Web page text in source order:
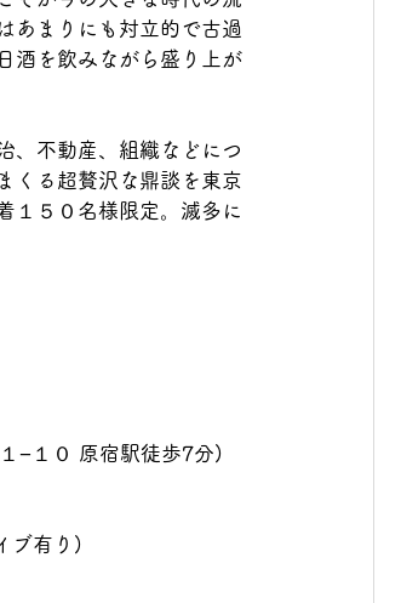
あまりにも対立的で古過
酒を飲みながら盛り上が
、不動産、組織などにつ
くる超贅沢な鼎談を東京
１５０名様限定。滅多に
−１０ 原宿駅徒歩7分)
ブ有り)